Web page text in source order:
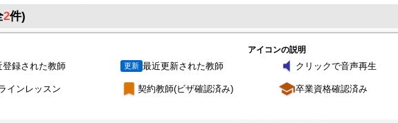
2件)
アイコンの説明
登録された教師 更新 最近更新された教師 volume_mute クリックで音声再生
インレッスン turned_in 契約教師(ビザ確認済み) school卒業資格確認済み